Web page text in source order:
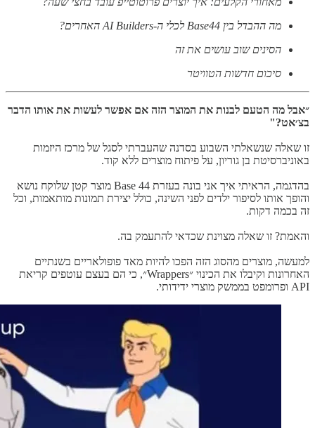
מה ההבדל בין Base44 לכלי ה-AI Builders האחרים?
הסינים שוב עושים את זה
סיכום חדשות הטוויטר
״אבל מה הטעם לבנות את המוצר הזה אם אפשר לעשות את אותו הדבר
בצ׳אט?"
זו שאלה שנשאלתי השבוע בסדנה שהעברתי לסגל של מרכז היזמות
באוניברסיטת בן גוריון, על פיתוח מוצרים ללא קוד.
בהדגמה, הראיתי איך אני בונה בעזרת Base 44 מוצר קטן שלוקח נושא
והופך אותו לסיפור ילדים לפני השינה, כולל יצירת תמונות מותאמות, וכל
זה בכמה דקות.
והאמת? זו שאלה מצוינת שכדאי להתעמק בה.
למעשה, מוצרים מהסוג הזה הפכו להיות מאד פופולאריים בשנתיים
האחרונות וקיבלו את הכינוי ״Wrappers״, כי הם בעצם עוטפים קריאת
API ופרומפט בממשק מוצרי ידידותי.